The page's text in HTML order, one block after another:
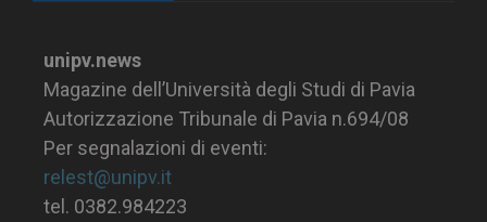
unipv.news
Magazine dell’Università degli Studi di Pavia
Autorizzazione Tribunale di Pavia n.694/08
Per segnalazioni di eventi:
relest@unipv.it
tel. 0382.984223